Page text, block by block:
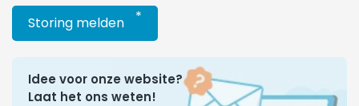
Storing melden *
Idee voor onze website?
Laat het ons weten!